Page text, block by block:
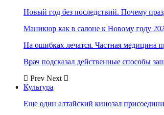
Новый год без последствий. Почему
Маникюр как в салоне к Новому году
На ошибках лечатся. Частная медицина
Врач подсказал действенные способы
Prev Next
Культура
Еще один алтайский кинозал